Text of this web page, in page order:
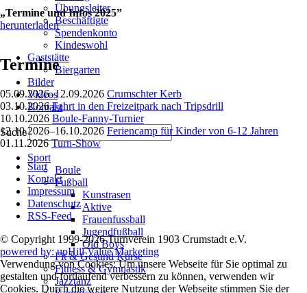
Übungsleiter
Beschäftigte
Spendenkonto
Kindeswohl
Gaststätte
Biergarten
Bilder
Videos
Kontakt
Suche
Navigation
überspringen
Sport
Boule
Fußball
Kunstrasen
Aktive
Frauenfussball
Jugendfußball
Old Boys
Fit & Gesund Kurse
Fitness & Gymnastik
Jazztanz
„Termine und Infos 2025”
herunterladen
Termine
05.09.2026–12.09.2026 Crumschter Kerb
03.10.2026 Fahrt in den Freizeitpark nach Tripsdrill
10.10.2026 Boule-Fanny-Turnier
12.10.2026–16.10.2026 Feriencamp für Kinder von 6-12 Jahren
01.11.2026 Turn-Show
Navigation
überspringen
Start
Kontakt
Impressum
Datenschutz
RSS-Feed
© Copyright 1999-2026 Turnverein 1903 Crumstadt e.V.
powered by: upHill Value Marketing
Verwendung von Cookies: Um unsere Webseite für Sie optimal zu
gestalten und fortlaufend verbessern zu können, verwenden wir
Cookies. Durch die weitere Nutzung der Webseite stimmen Sie der